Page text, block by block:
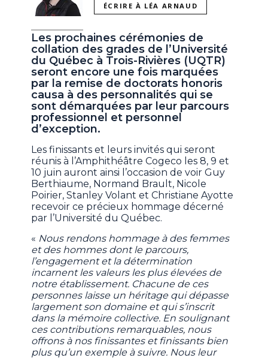
ÉCRIRE À LÉA ARNAUD
Les prochaines cérémonies de
collation des grades de l’Université
du Québec à Trois-Rivières (UQTR)
seront encore une fois marquées
par la remise de doctorats honoris
causa à des personnalités qui se
sont démarquées par leur parcours
professionnel et personnel
d’exception.
Les finissants et leurs invités qui seront
réunis à l’Amphithéâtre Cogeco les 8, 9 et
10 juin auront ainsi l’occasion de voir Guy
Berthiaume, Normand Brault, Nicole
Poirier, Stanley Volant et Christiane Ayotte
recevoir ce précieux hommage décerné
par l’Université du Québec.
« Nous rendons hommage à des femmes
et des hommes dont le parcours,
l’engagement et la détermination
incarnent les valeurs les plus élevées de
notre établissement. Chacune de ces
personnes laisse un héritage qui dépasse
largement son domaine et qui s’inscrit
dans la mémoire collective. En soulignant
ces contributions remarquables, nous
offrons à nos finissantes et finissants bien
plus qu’un exemple à suivre. Nous leur